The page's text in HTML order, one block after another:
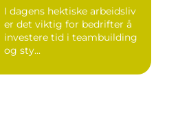
I dagens hektiske arbeidsliv
er det viktig for bedrifter å
investere tid i teambuilding
og sty...